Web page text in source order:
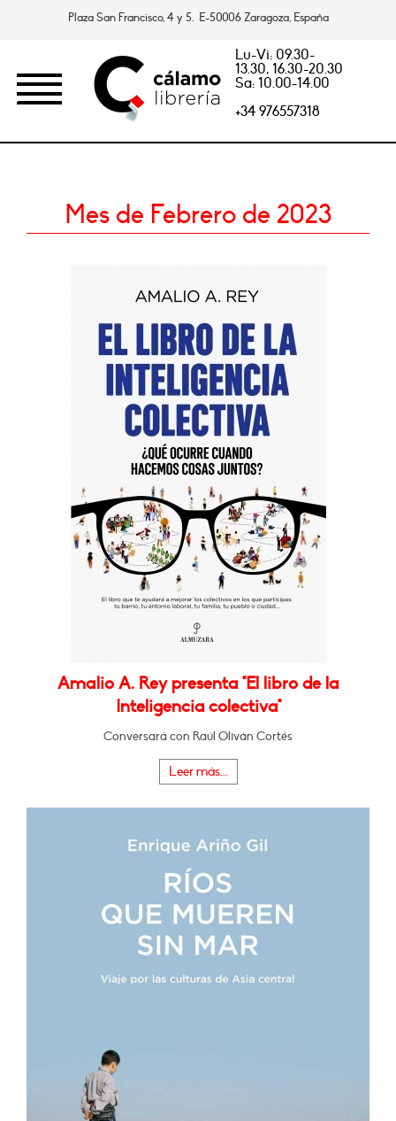
Plaza San Francisco, 4 y 5. E-50006 Zaragoza, España
Lu-Vi: 09.30-
13.30, 16.30-20.30
Sa: 10.00-14.00
+34 976557318
Mes de Febrero de 2023
Amalio A. Rey presenta "El libro de la
Inteligencia colectiva"
Conversará con Raúl Oliván Cortés
Leer más...